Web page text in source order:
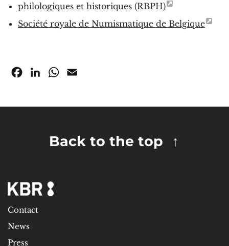
philologiques et historiques (RBPH)
Société royale de Numismatique de Belgique
FacebookLinkedInWhatsApp
Back to the top
Contact
News
Press